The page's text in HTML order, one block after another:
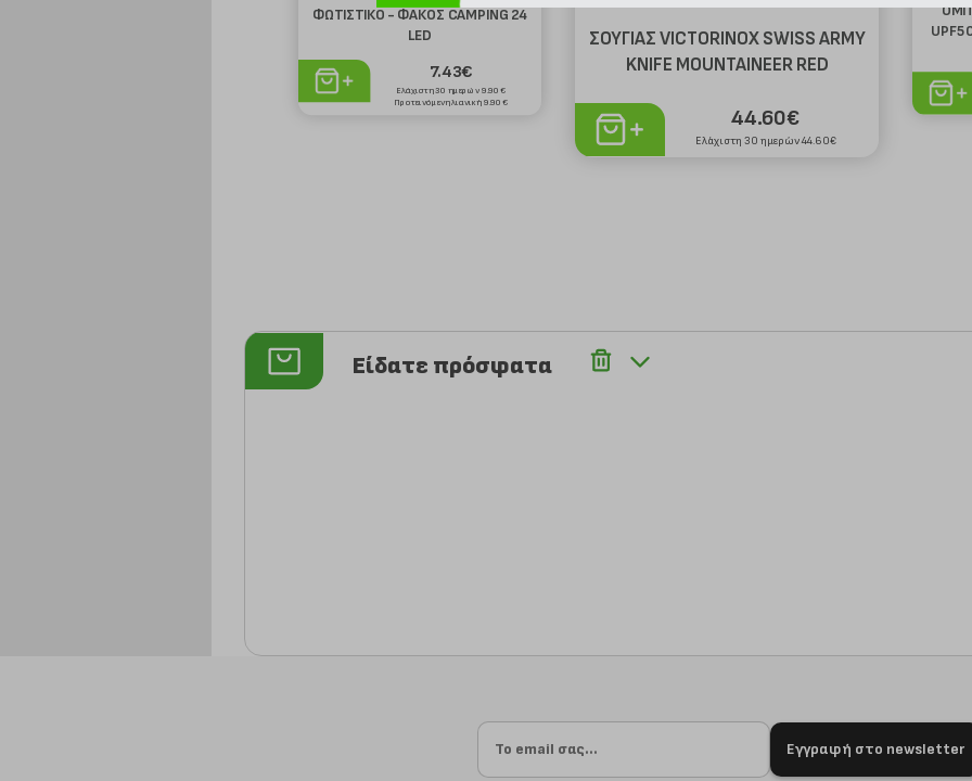
ΦΩΤΙΣΤΙΚΟ - ΦΑΚΟΣ CAMPING 24
LED
7.43€
Ελάχιστη 30 ημερών 9.90€
Προτεινόμενη λιανική 9.90€
ΣΟΥΓΙΑΣ VICTORINOX SWISS ARMY
KNIFE MOUNTAINEER RED
44.60€
Ελάχιστη 30 ημερών 44.60€
Είδατε πρόσφατα
Εγγραφή στο newsletter